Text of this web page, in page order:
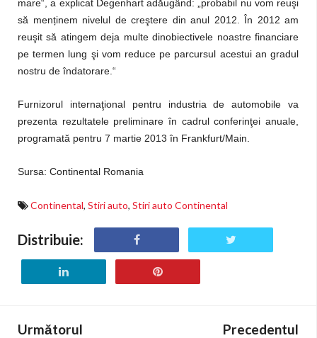
mare“, a explicat Degenhart adăugând: „probabil nu vom reuşi
să menținem nivelul de creştere din anul 2012. În 2012 am
reuşit să atingem deja multe dinobiectivele noastre financiare
pe termen lung şi vom reduce pe parcursul acestui an gradul
nostru de îndatorare.“
Furnizorul internaţional pentru industria de automobile va
prezenta rezultatele preliminare în cadrul conferinţei anuale,
programată pentru 7 martie 2013 în Frankfurt/Main.
Sursa: Continental Romania
Continental, Stiri auto, Stiri auto Continental
Distribuie:
Următorul Precedentul